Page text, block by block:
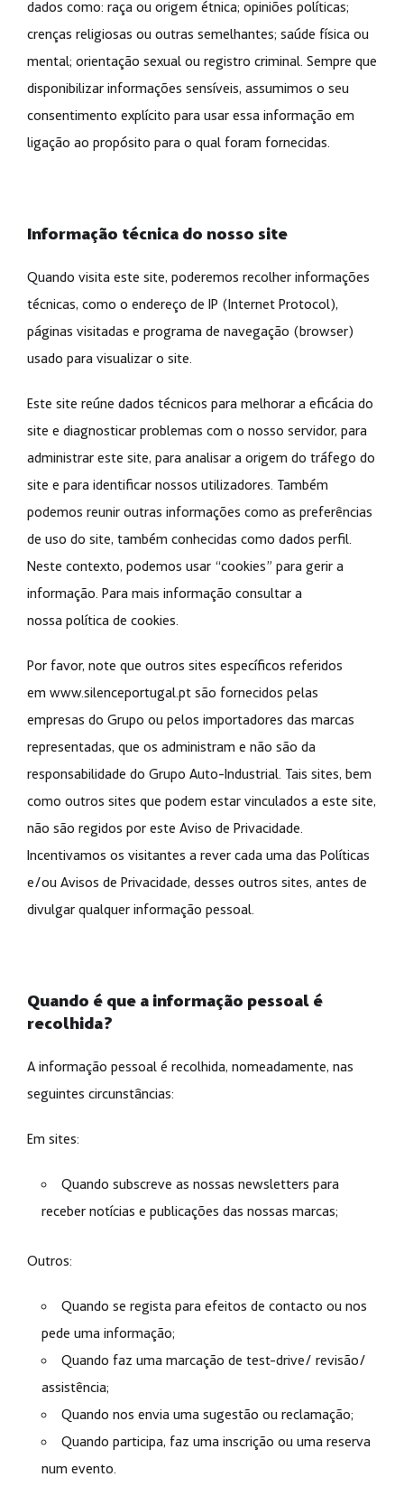
dados como: raça ou origem étnica; opiniões políticas;
crenças religiosas ou outras semelhantes; saúde física ou
mental; orientação sexual ou registro criminal. Sempre que
disponibilizar informações sensíveis, assumimos o seu
consentimento explícito para usar essa informação em
ligação ao propósito para o qual foram fornecidas.
Informação técnica do nosso site
Quando visita este site, poderemos recolher informações
técnicas, como o endereço de IP (Internet Protocol),
páginas visitadas e programa de navegação (browser)
usado para visualizar o site.
Este site reúne dados técnicos para melhorar a eficácia do
site e diagnosticar problemas com o nosso servidor, para
administrar este site, para analisar a origem do tráfego do
site e para identificar nossos utilizadores. Também
podemos reunir outras informações como as preferências
de uso do site, também conhecidas como dados perfil.
Neste contexto, podemos usar “cookies” para gerir a
informação. Para mais informação consultar a
nossa política de cookies.
Por favor, note que outros sites específicos referidos
em www.silenceportugal.pt são fornecidos pelas
empresas do Grupo ou pelos importadores das marcas
representadas, que os administram e não são da
responsabilidade do Grupo Auto-Industrial. Tais sites, bem
como outros sites que podem estar vinculados a este site,
não são regidos por este Aviso de Privacidade.
Incentivamos os visitantes a rever cada uma das Políticas
e/ou Avisos de Privacidade, desses outros sites, antes de
divulgar qualquer informação pessoal.
Quando é que a informação pessoal é
recolhida?
A informação pessoal é recolhida, nomeadamente, nas
seguintes circunstâncias:
Em sites:
Quando subscreve as nossas newsletters para
receber notícias e publicações das nossas marcas;
Outros:
Quando se regista para efeitos de contacto ou nos
pede uma informação;
Quando faz uma marcação de test-drive/ revisão/
assistência;
Quando nos envia uma sugestão ou reclamação;
Quando participa, faz uma inscrição ou uma reserva
num evento.